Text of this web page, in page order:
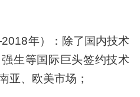
年）：除了国内技术
生等国际巨头签约技术
亚、欧美市场；